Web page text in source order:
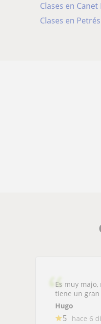
Clases en
Clases en Petrés
Es muy
tiene un
Hugo
5 hace 6